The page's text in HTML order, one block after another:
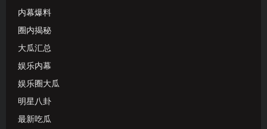
内幕爆料
圈内揭秘
大瓜汇总
娱乐内幕
娱乐圈大瓜
明星八卦
最新吃瓜